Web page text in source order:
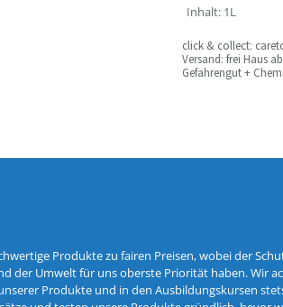
Inhalt: 1L
click & collect:
Versand: frei Haus
Gefahrengut +
Produkte zu fairen Preisen, wobei der
der Umwelt für uns oberste Priorität haben. Wir
Produkte und in den Ausbildungskursen